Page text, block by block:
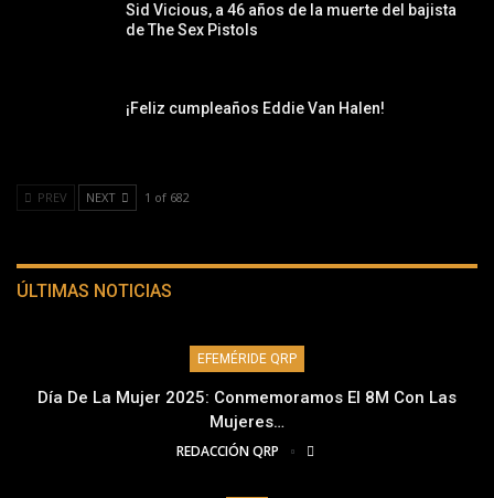
Sid Vicious, a 46 años de la muerte del bajista
de The Sex Pistols
¡Feliz cumpleaños Eddie Van Halen!
PREV NEXT 1 of 682
ÚLTIMAS NOTICIAS
EFEMÉRIDE QRP
Día De La Mujer 2025: Conmemoramos El 8M Con Las
Mujeres…
REDACCIÓN QRP